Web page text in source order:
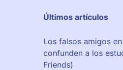
Últimos artículos
Los falsos amigos
confunden a los
Friends)